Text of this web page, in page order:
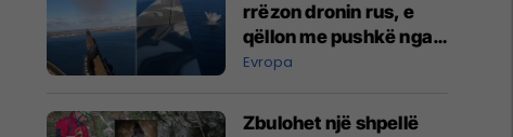
rrëzon dronin rus, e
qëllon me pushkë nga
kabina e aeroplanit
Evropa
Zbulohet një shpellë